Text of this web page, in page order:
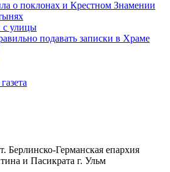
о поклонах и Крестном Знамении
с улицы
подавать записки в Храме
Берлинско-Германская епархия
и Пасикрата г. Ульм